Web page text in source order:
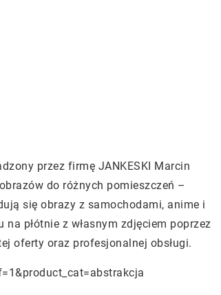
przez firmę JANKESKI Marcin
do różnych pomieszczeń –
się obrazy z samochodami, anime i
płótnie z własnym zdjęciem poprzez
oferty oraz profesjonalnej obsługi.